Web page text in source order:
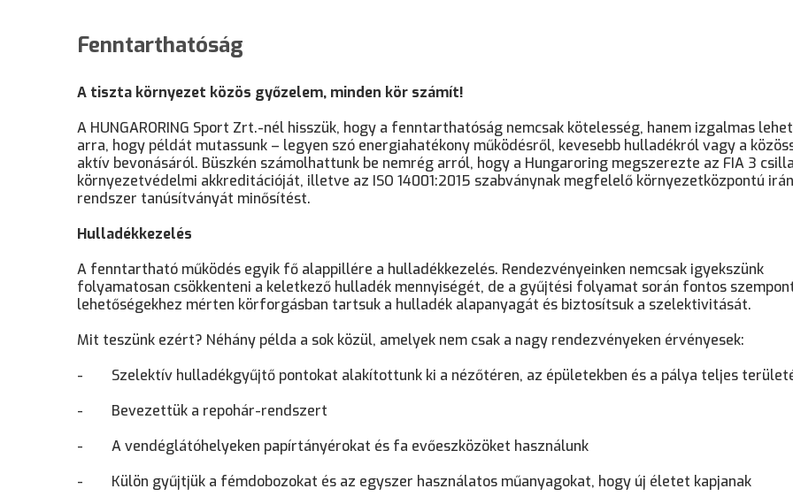
Fenntarthatóság
A tiszta környezet közös győzelem, minden kör számít!
A HUNGARORING Sport Zrt.-nél hisszük, hogy a fenntarthatóság nemcsak kötelesség, hanem izgalmas
arra, hogy példát mutassunk – legyen szó energiahatékony működésről, kevesebb hulladékról vagy a
aktív bevonásáról. Büszkén számolhattunk be nemrég arról, hogy a Hungaroring megszerezte az FIA 3
környezetvédelmi akkreditációját, illetve az ISO 14001:2015 szabványnak megfelelő környezetközpontú
rendszer tanúsítványát minősítést.
Hulladékkezelés
A fenntartható működés egyik fő alappillére a hulladékkezelés. Rendezvényeinken nemcsak igyekszünk
folyamatosan csökkenteni a keletkező hulladék mennyiségét, de a gyűjtési folyamat során fontos
lehetőségekhez mérten körforgásban tartsuk a hulladék alapanyagát és biztosítsuk a szelektivitását.
Mit teszünk ezért? Néhány példa a sok közül, amelyek nem csak a nagy rendezvényeken érvényesek:
-
Szelektív hulladékgyűjtő pontokat alakítottunk ki a nézőtéren, az épületekben és a pálya teljes
-
Bevezettük a repohár-rendszert
-
A vendéglátóhelyeken papírtányérokat és fa evőeszközöket használunk
-
Külön gyűjtjük a fémdobozokat és az egyszer használatos műanyagokat, hogy új életet kapjanak